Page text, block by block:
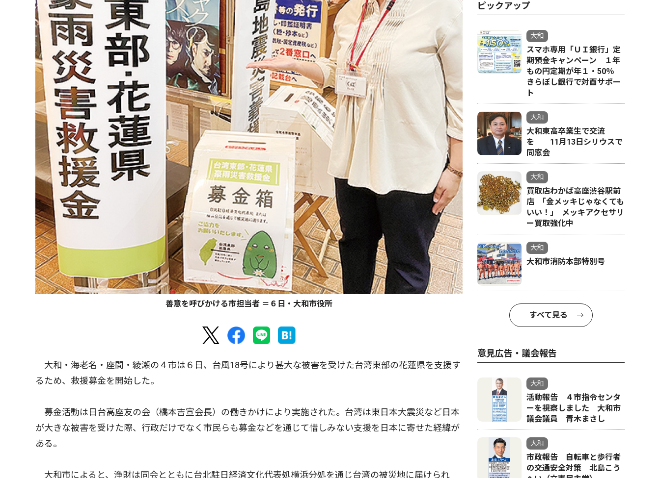
善意を呼びかける市担当者 ＝６日・大和市役所
大和・海老名・座間・綾瀬の４市は６日、台風18号により甚大な被害を受けた台湾東部の花蓮県を支援す
るため、救援募金を開始した。
募金活動は日台高座友の会（橋本吉宣会長）の働きかけにより実施された。台湾は東日本大震災など日本
が大きな被害を受けた際、行政だけでなく市民らも募金などを通じて惜しみない支援を日本に寄せた経緯が
ある。
大和市によると、浄財は同会とともに台北駐日経済文化代表処横浜分処を通じ台湾の被災地に届けられ
ピックアップ
大和
スマホ専用「ＵＩ銀行」定
期預金キャンペーン １年
もの円定期が年１・50％
きらぼし銀行で対面サポー
ト
大和
大和東高卒業生で交流
を 11月13日シリウスで
同窓会
大和
買取店わかば高座渋谷駅前
店 ｢金メッキじゃなくても
いい！｣ メッキアクセサリ
ー買取強化中
大和
大和市消防本部特別号
すべて見る
意見広告・議会報告
大和
活動報告 ４市指令センタ
ーを視察しました 大和市
議会議員 青木まさし
大和
市政報告 自転車と歩行者
の交通安全対策 北島こう